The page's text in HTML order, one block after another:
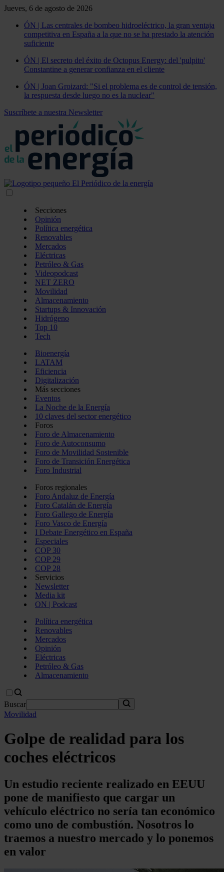
Jueves, 6 de agosto de 2026
ÓN | Las centrales de bombeo hidroeléctrico, la gran ventaja
competitiva en España a la que no se ha prestado la atención
suficiente
ÓN | El secreto del éxito de Octopus Energy: del 'pulpito'
Constantine a generar confianza en el cliente
ÓN | Joan Groizard: "Si el problema es de control de tensión,
la respuesta desde luego no es la nuclear"
Suscríbete a nuestra Newsletter
Secciones
Opinión
Política energética
Renovables
Mercados
Eléctricas
Petróleo & Gas
Videopodcast
NET ZERO
Movilidad
Almacenamiento
Startups & Innovación
Hidrógeno
Top 10
Tech
Bioenergía
LATAM
Eficiencia
Digitalización
Más secciones
Eventos
La Noche de la Energía
10 claves del sector energético
Foros
Foro de Almacenamiento
Foro de Autoconsumo
Foro de Movilidad Sostenible
Foro de Transición Energética
Foro Industrial
Foros regionales
Foro Andaluz de Energía
Foro Catalán de Energía
Foro Gallego de Energía
Foro Vasco de Energía
I Debate Energético en España
Especiales
COP 30
COP 29
COP 28
Servicios
Newsletter
Media kit
ON | Podcast
Política energética
Renovables
Mercados
Opinión
Eléctricas
Petróleo & Gas
Almacenamiento
Buscar
Movilidad
Golpe de realidad para los
coches eléctricos
Un estudio reciente realizado en EEUU
pone de manifiesto que cargar un
vehículo eléctrico no sería tan económico
como uno de combustión. Nosotros lo
traemos a nuestro mercado y lo ponemos
en valor